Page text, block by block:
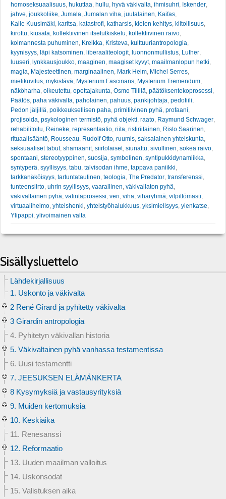
homoseksuaalisuus hukuttaa hullu hyvä väkivalta ihmisuhri Iskender
jahve joukkoliike Jumala Jumalan viha juutalainen Kaifas
Kalle Kuusimäki karitsa katastrofi katharsis kielen kehitys kiitollisuus
kirottu kiusata kollektiivinen itsetutkiskelu kollektiivinen raivo
kolmannesta puhuminen Kreikka Kristeva kulttuuriantropologia
kyynisyys läpi katsominen liberaaliteologit, luonnonmullistus Luther
luuseri lynkkausjoukko maaginen maagiset kyvyt, maailmanlopun hetki
magia Majesteettinen marginaalinen Mark Heim Michel Serres
mielikuvitus mykistävä Mysterium Fascinans Mysterium Tremendum
näköharha oikeutettu opettajakunta Osmo Tiililä päätöksentekoprosessi
Päätös paha väkivalta paholainen pahuus pankijohtaja pedofiili
Pedon jäljillä poikkeuksellisen paha primitiivinen pyhä profaani
projisoida psykologinen termistö pyhä objekti raato Raymund Schwager
rehabilitoitu Reineke representaatio riita ristiriitainen Risto Saarinen
rituaalisääntö Rousseau Rudolf Otto ruumis saksalainen yhteiskunta
seksuaaliset tabut, shamaanit, siirtolaiset, siunattu sivullinen sokea raivo
spontaani stereotyyppinen suosija symbolinen syntipukkidynamiikka
syntyperä syyllisyys tabu talvisodan ihme tappava paniikki
tarkkanäköisyys tartuntatautinen teologia The Predator transferenssi
tunteensiirto uhrin syyllisyys vaarallinen väkivallaton pyhä
väkivaltainen pyhä valintaprosessi veri viha viharyhmä vilpittömästi
virtuaaliheimo yhteishenki yhteistyöhalukkuus yksimielisyys ylenkatse
Ylipappi ylivoimainen valta
Sisällysluettelo
Lähdekirjallisuus
1. Uskonto ja väkivalta
2 René Girard ja pyhitetty väkivalta
3 Girardin antropologia
4. Pyhitetyn väkivallan historia
5. Väkivaltainen pyhä vanhassa testamentissa
6. Uusi testamentti
7. JEESUKSEN ELÄMÄNKERTA
8 Kysymyksiä ja vastausyrityksiä
9. Muiden kertomuksia
10. Keskiaika
11. Renesanssi
12. Reformaatio
13. Uuden maailman valloitus
14. Uskonsodat
15. Valistuksen aika